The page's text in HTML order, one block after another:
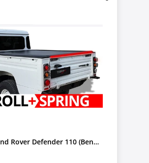
Rover Defender 110 (Benne